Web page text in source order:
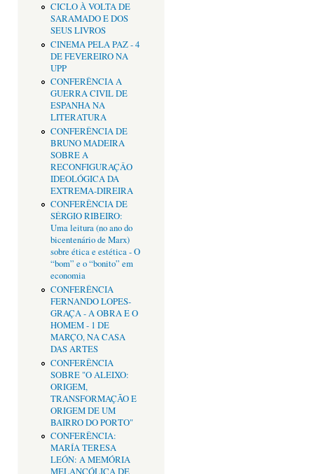
CICLO À VOLTA DE
SARAMADO E DOS
SEUS LIVROS
CINEMA PELA PAZ - 4
DE FEVEREIRO NA
UPP
CONFERÊNCIA A
GUERRA CIVIL DE
ESPANHA NA
LITERATURA
CONFERÊNCIA DE
BRUNO MADEIRA
SOBRE A
RECONFIGURAÇÂO
IDEOLÓGICA DA
EXTREMA-DIREIRA
CONFERÊNCIA DE
SÉRGIO RIBEIRO:
Uma leitura (no ano do
bicentenário de Marx)
sobre ética e estética - O
“bom” e o “bonito” em
economia
CONFERÊNCIA
FERNANDO LOPES-
GRAÇA - A OBRA E O
HOMEM - 1 DE
MARÇO, NA CASA
DAS ARTES
CONFERÊNCIA
SOBRE "O ALEIXO:
ORIGEM,
TRANSFORMAÇÃO E
ORIGEM DE UM
BAIRRO DO PORTO"
CONFERÊNCIA:
MARÍA TERESA
LEÓN: A MEMÓRIA
MELANCÓLICA DE